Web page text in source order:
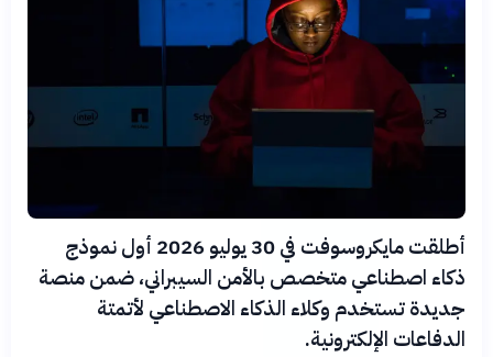
أطلقت مايكروسوفت في 30 يوليو 2026 أول نموذج
ذكاء اصطناعي متخصص بالأمن السيبراني، ضمن منصة
جديدة تستخدم وكلاء الذكاء الاصطناعي لأتمتة
الدفاعات الإلكترونية.